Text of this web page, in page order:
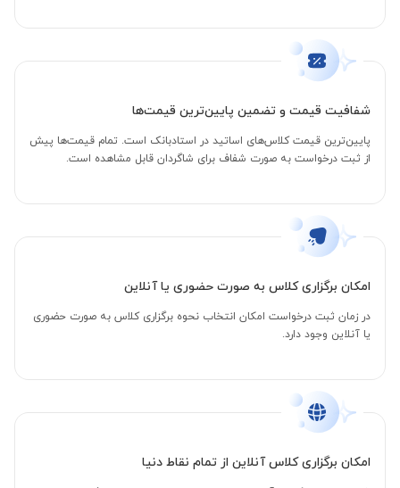
شفافیت قیمت و تضمین پایین‌ترین قیمت‌ها
پایین‌ترین قیمت کلاس‌های اساتید در استادبانک است. تمام قیمت‌ها پیش
از ثبت درخواست به صورت شفاف برای شاگردان قابل مشاهده است.
امکان برگزاری کلاس به صورت حضوری یا آنلاین
در زمان ثبت درخواست امکان انتخاب نحوه برگزاری کلاس به صورت حضوری
یا آنلاین وجود دارد.
امکان برگزاری کلاس آنلاین از تمام نقاط دنیا